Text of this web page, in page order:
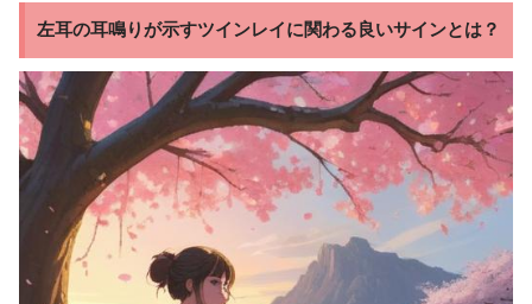
左耳の耳鳴りが示すツインレイに関わる良いサインとは？